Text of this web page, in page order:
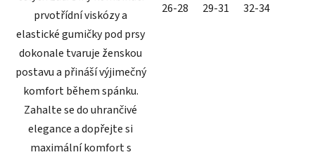
prvotřídní viskózy a
elastické gumičky pod prsy
dokonale tvaruje ženskou
postavu a přináší výjimečný
komfort během spánku.
Zahalte se do uhrančivé
elegance a dopřejte si
maximální komfort s
26-28 29-31 32-34